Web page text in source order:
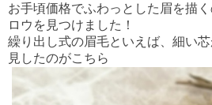
お手頃価格でふわっとした眉を描
ロウを見つけました！
繰り出し式の眉毛といえば、細い
見したのがこちら